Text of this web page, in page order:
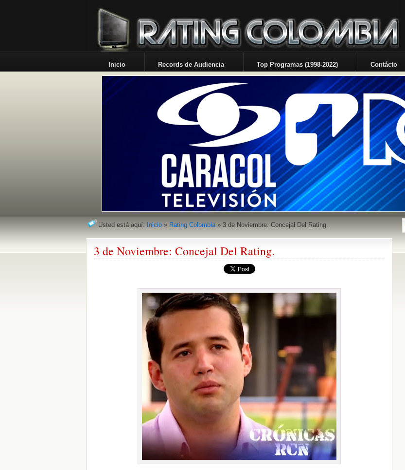
Inicio Records de Audiencia Top Programas (1998-2022) Contácto
Usted está aquí: Inicio » Rating Colombia» 3 de Noviembre: Concejal Del Rating.
3 de Noviembre: Concejal Del Rating.